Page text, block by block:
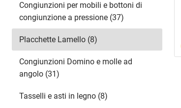
Congiunzioni per mobili e bottoni di
congiunzione a pressione (37)
Placchette Lamello (8)
Congiunzioni Domino e molle ad
angolo (31)
Tasselli e asti in legno (8)